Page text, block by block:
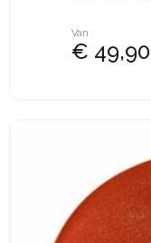
Van
€ 49,90